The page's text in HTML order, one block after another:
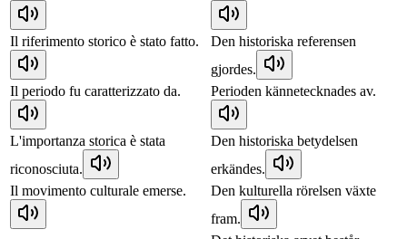
Il riferimento storico è stato fatto.
Den historiska referensen
gjordes.
Il periodo fu caratterizzato da.
Perioden kännetecknades av.
L'importanza storica è stata
riconosciuta.
Den historiska betydelsen
erkändes.
Il movimento culturale emerse.
Den kulturella rörelsen växte
fram.